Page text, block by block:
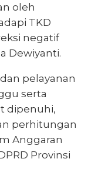
oleh
TKD
negatif
Dewiyanti.
pelayanan
serta
dipenuhi,
perhitungan
Anggaran
Provinsi